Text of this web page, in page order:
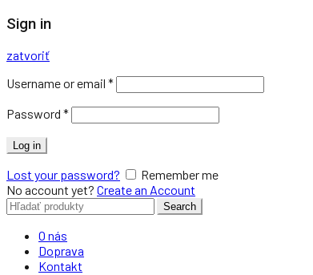
Sign in
zatvoriť
Username or email *
Password *
Log in
Lost your password?
Remember me
No account yet? Create an Account
Search
for:
Search
O nás
Doprava
Kontakt